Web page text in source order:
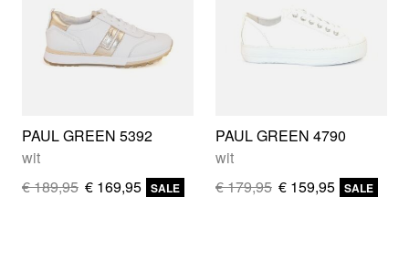
PAUL GREEN 5392
wit
€ 189,95 € 169,95 SALE
PAUL GREEN 4790
wit
€ 179,95 € 159,95 SALE